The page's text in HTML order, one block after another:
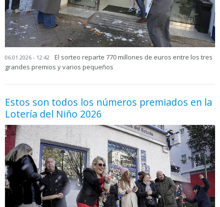
06.01.2026 - 12:42
El sorteo reparte 770 millones de euros entre los tres
grandes premios y varios pequeños
Estos son todos los números premiados en la
Lotería del Niño 2026